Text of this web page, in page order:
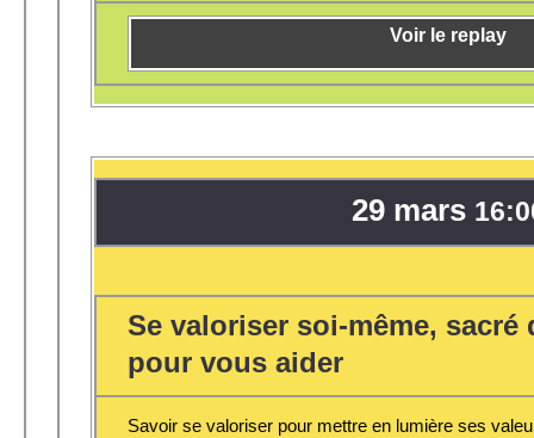
Voir le replay
29 mars
Se valoriser soi-même, sacré
pour vous aider
Savoir se valoriser pour mettre en lumière ses